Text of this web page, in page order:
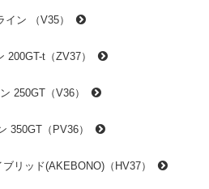
イン （V35）
200GT-t（ZV37）
250GT（V36）
350GT（PV36）
リッド(AKEBONO)（HV37）